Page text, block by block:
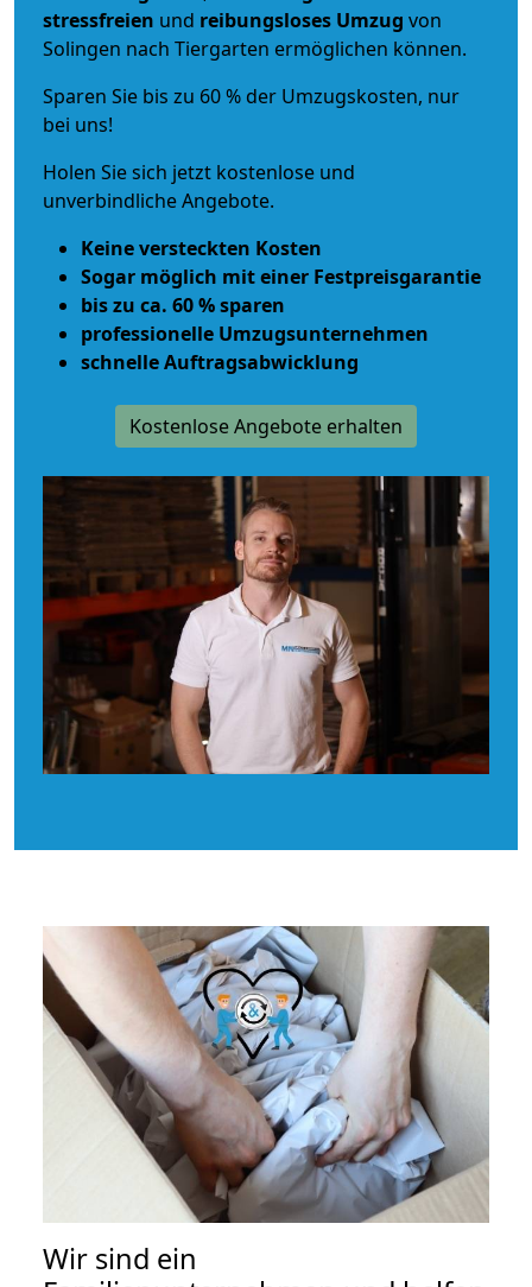
stressfreien und reibungsloses Umzug von
Solingen nach Tiergarten ermöglichen können.
Sparen Sie bis zu 60 % der Umzugskosten, nur
bei uns!
Holen Sie sich jetzt kostenlose und
unverbindliche Angebote.
Keine versteckten Kosten
Sogar möglich mit einer Festpreisgarantie
bis zu ca. 60 % sparen
professionelle Umzugsunternehmen
schnelle Auftragsabwicklung
Kostenlose Angebote erhalten
Wir sind ein